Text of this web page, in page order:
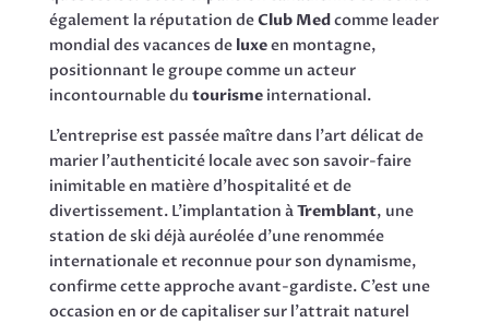
également la réputation deClub Medcomme leader
mondial des vacances de luxeen montagne,
positionnant le groupe comme un acteur
incontournable du tourismeinternational.
L’entreprise est passée maître dans l’art délicat de
marier l’authenticité locale avec son savoir-faire
inimitable en matière d’hospitalité et de
divertissement. L’implantation àTremblant, une
station de ski déjà auréolée d’une renommée
internationale et reconnue pour son dynamisme,
confirme cette approche avant-gardiste. C’est une
occasion en or de capitaliser sur l’attrait naturel